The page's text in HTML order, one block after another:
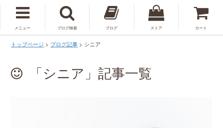
メニュー ブログ検索 ブログ ストア カート
トップページ > ブログ記事 > シニア
「シニア」記事一覧